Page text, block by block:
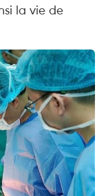
la vie de